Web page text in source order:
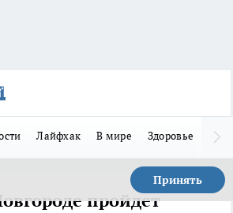
Лайфхак В мире Здоровье
Принять
пройдет